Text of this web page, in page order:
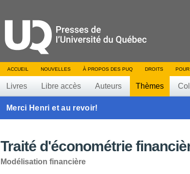
ACCUEIL NOUVELLES À PROPOS DES PUQ DROITS
Livres Libre accès Auteurs Thèmes
Merci Henri et au revoir!
Traité d'économétrie
Modélisation financière